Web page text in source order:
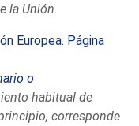
la Unión.
Europea. Página
o
habitual de
corresponde